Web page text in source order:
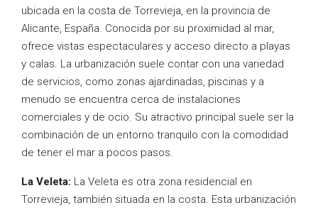
ubicada en la costa de Torrevieja, en la provincia de
Alicante, España. Conocida por su proximidad al mar,
ofrece vistas espectaculares y acceso directo a playas
y calas. La urbanización suele contar con una variedad
de servicios, como zonas ajardinadas, piscinas y a
menudo se encuentra cerca de instalaciones
comerciales y de ocio. Su atractivo principal suele ser la
combinación de un entorno tranquilo con la comodidad
de tener el mar a pocos pasos.
La Veleta: La Veleta es otra zona residencial en
Torrevieja, también situada en la costa. Esta urbanización